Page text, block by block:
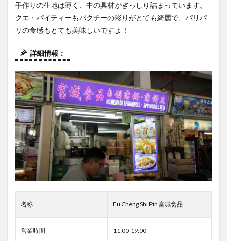
手作りの生地は薄く、中の具材がぎっしり詰まっています。
クエ・パイティーもパクチーの彩りがとても綺麗で、パリパ
リの食感もとても美味しいですよ！
詳細情報：
名称 Fu Cheng Shi Pin 富城食品
営業時間 11:00-19:00